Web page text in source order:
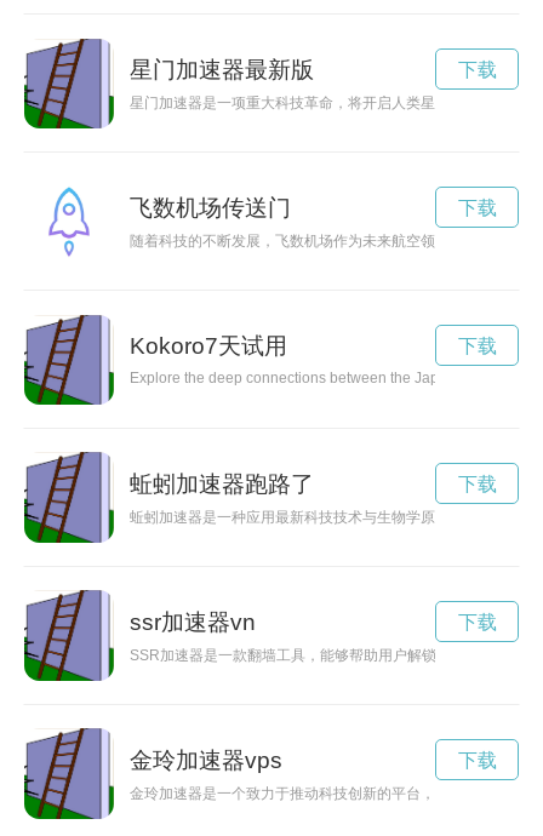
星门加速器最新版
星门加速器是一项重大科技革命，将开启人类星际探索的新时
下载
飞数机场传送门
随着科技的不断发展，飞数机场作为未来航空领域的一个重要
下载
Kokoro7天试用
Explore the deep connections between the Japanese
下载
蚯蚓加速器跑路了
蚯蚓加速器是一种应用最新科技技术与生物学原理相结合创新
下载
ssr加速器vn
SSR加速器是一款翻墙工具，能够帮助用户解锁全球网络限制
下载
金玲加速器vps
金玲加速器是一个致力于推动科技创新的平台，为各个创业公
下载